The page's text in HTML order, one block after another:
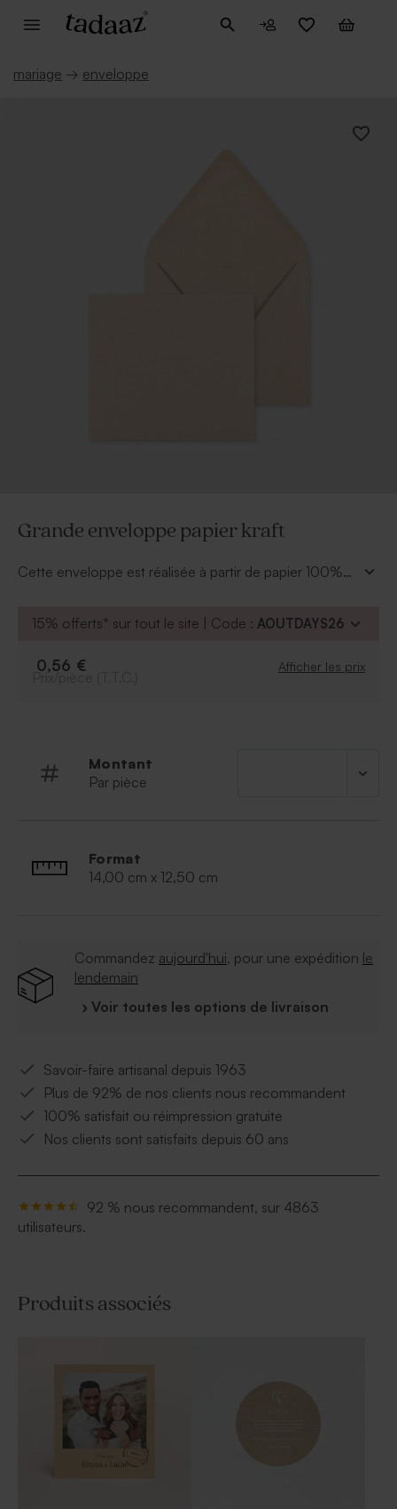
mariage → enveloppe
Grande enveloppe papier kraft
Cette enveloppe est réalisée à partir de papier 100%
coordonnées de destinataires avec plaisir et écologie.
15% offerts* sur tout le site | Code : AOUTDAYS26
0,56 € Afficher les prix
Montant
Par pièce
Format
14,00 cm x 12,50 cm
Commandez aujourd'hui, pour une expédition le
lendemain
› Voir toutes les options de livraison
Savoir-faire artisanal depuis 1963
Plus de 92% de nos clients nous recommandent
100% satisfait ou réimpression gratuite
Nos clients sont satisfaits depuis 60 ans
92 % nous recommandent, sur 4863
utilisateurs.
Produits associés